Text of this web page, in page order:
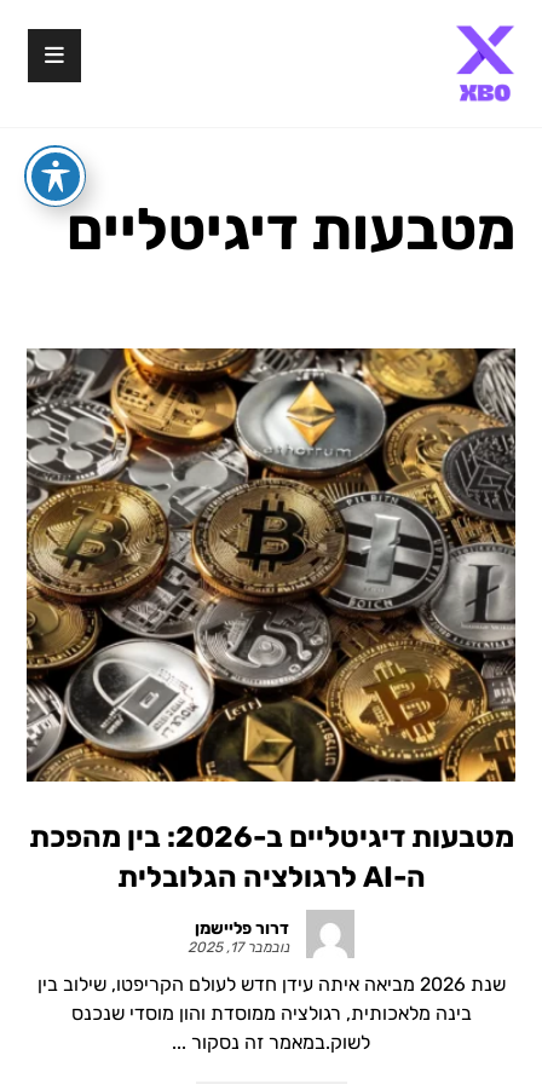
מטבעות דיגיטליים
מטבעות דיגיטליים ב-2026: בין מהפכת
ה-AI לרגולציה הגלובלית
דרור פליישמן
נובמבר 17, 2025
שנת 2026 מביאה איתה עידן חדש לעולם הקריפטו, שילוב בין
בינה מלאכותית, רגולציה ממוסדת והון מוסדי שנכנס
לשוק.במאמר זה נסקור ...